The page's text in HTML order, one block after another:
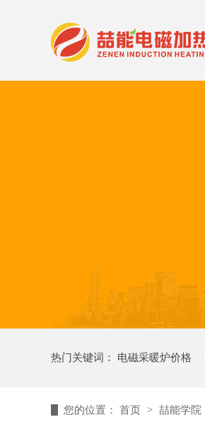
热门关键词： 电磁采暖炉价格
您的位置： 首页 > 喆能学院